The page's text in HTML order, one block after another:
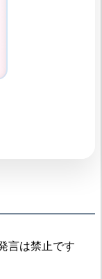
言は禁止です